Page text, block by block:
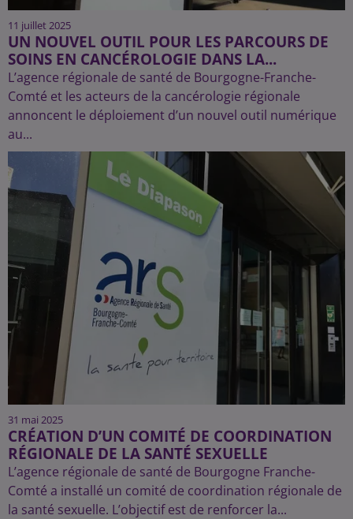
11 juillet 2025
UN NOUVEL OUTIL POUR LES PARCOURS DE
SOINS EN CANCÉROLOGIE DANS LA...
L’agence régionale de santé de Bourgogne-Franche-
Comté et les acteurs de la cancérologie régionale
annoncent le déploiement d’un nouvel outil numérique
au...
31 mai 2025
CRÉATION D’UN COMITÉ DE COORDINATION
RÉGIONALE DE LA SANTÉ SEXUELLE
L’agence régionale de santé de Bourgogne Franche-
Comté a installé un comité de coordination régionale de
la santé sexuelle. L’objectif est de renforcer la...